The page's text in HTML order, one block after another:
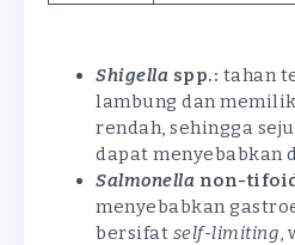
Shigella spp.: tahan
lambung dan
rendah, sehingga
dapat menyebabkan
Salmonella non-
menyebabkan
bersifat self-limiting,